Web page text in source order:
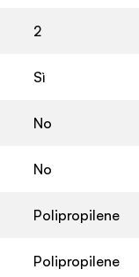
2
Sì
No
No
Polipropilene
Polipropilene